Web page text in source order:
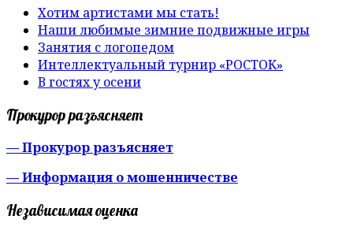
Хотим артистами мы стать!
Наши любимые зимние подвижные игры
Занятия с логопедом
Интеллектуальный турнир «РОСТОК»
В гостях у осени
Прокурор разъясняет
— Прокурор разъясняет
— Информация о мошенничестве
Независимая оценка